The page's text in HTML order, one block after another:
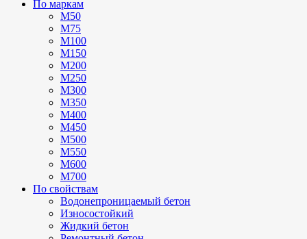
По маркам
М50
М75
М100
М150
М200
М250
М300
М350
М400
М450
М500
М550
М600
М700
По свойствам
Водонепроницаемый бетон
Износостойкий
Жидкий бетон